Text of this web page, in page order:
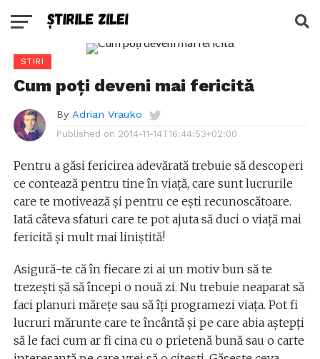
STIRI
Cum poți deveni mai fericită
By Adrian Vrauko
Published on 2014-11-14T16:44:53+02:00
Pentru a găsi fericirea adevărată trebuie să descoperi
ce contează pentru tine în viață, care sunt lucrurile
care te motivează și pentru ce ești recunoscătoare.
Iată câteva sfaturi care te pot ajuta să duci o viață mai
fericită și mult mai liniștită!
Asigură-te că în fiecare zi ai un motiv bun să te
trezești șă să începi o nouă zi. Nu trebuie neaparat să
faci planuri mărețe sau să îți programezi viața. Pot fi
lucruri mărunte care te încântă și pe care abia aștepți
să le faci cum ar fi cina cu o prietenă bună sau o carte